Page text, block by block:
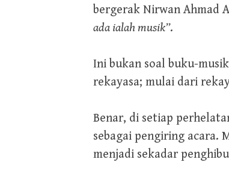
bergerak Nirwan Ahmad
ada ialah musik”.
Ini bukan soal buku-
rekayasa; mulai dari
Benar, di setiap
sebagai pengiring acara.
menjadi sekadar